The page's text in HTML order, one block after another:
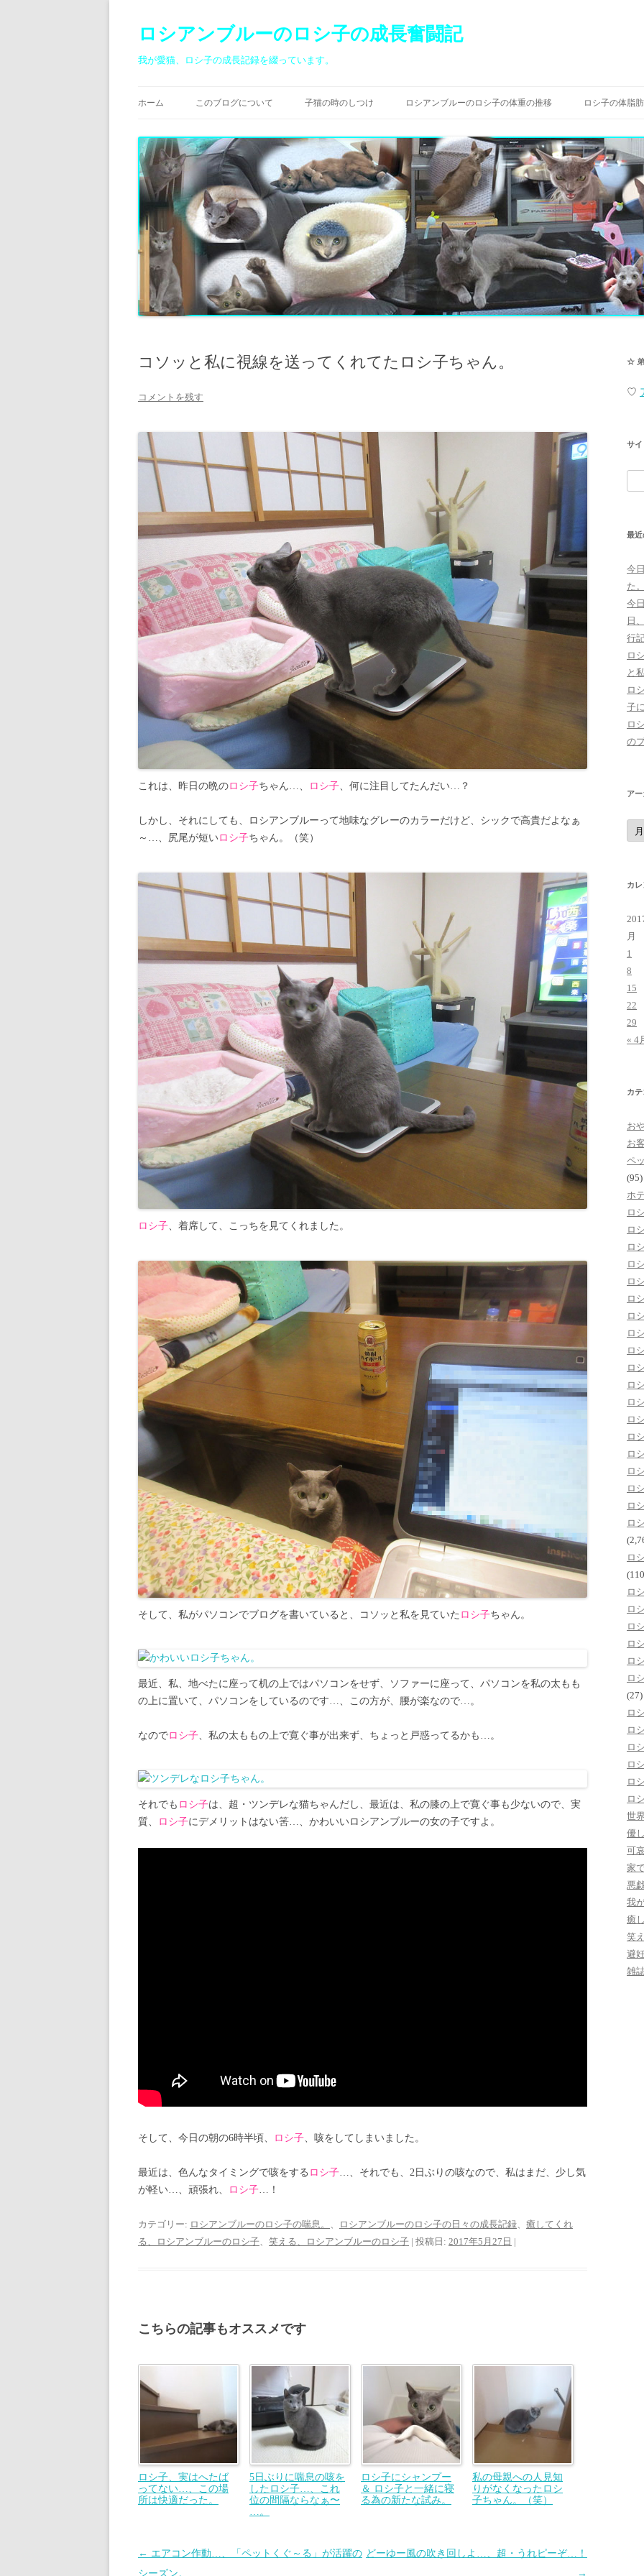
ロシアンブルーのロシ子の成長奮闘記
我が愛猫、ロシ子の成長記録を綴っています。
ン
へ
ス
キ
ッ
プ
ホーム このブログについて 子猫の時のしつけ ロシアンブルーのロシ子の体重の推移 ロシ子の体脂
コソッと私に視線を送ってくれてたロシ子ちゃん。
コメントを残す
これは、昨日の晩のロシ子ちゃん…、 ロシ子 、何に注目してたんだい…？
しかし、それにしても、ロシアンブルーって地味なグレーのカラーだけど、シックで高貴だよなぁ
～…、尻尾が短いロシ子ちゃん。（笑）
ロシ子、着席して、こっちを見てくれました。
そして、私がパソコンでブログを書いていると、コソッと私を見ていた ロシ子ちゃん。
最近、私、地べたに座って机の上ではパソコンをせず、ソファーに座って、パソコンを私の太もも
の上に置いて、パソコンをしているのです…、この方が、腰が楽なので…。
なのでロシ子、私の太ももの上で寛ぐ事が出来ず、ちょっと戸惑ってるかも…。
それでも ロシ子は、超・ツンデレな猫ちゃんだし、最近は、私の膝の上で寛ぐ事も少ないので、実
質、
ロシ子にデメリットはない筈…、かわいいロシアンブルーの女の子ですよ。
そして、今日の朝の6時半頃、 ロシ子、咳をしてしまいました。
最近は、色んなタイミングで咳をする ロシ子…、それでも、2日ぶりの咳なので、私はまだ、少し気
が軽い…、頑張れ、
ロシ子…！
カテゴリー: ロシアンブルーのロシ子の喘息。 、 ロシアンブルーのロシ子の日々の成長記録、 癒してくれ
る、ロシアンブルーのロシ子、 笑える、ロシアンブルーのロシ子 | 投稿日: 2017年5月27日 |
こちらの記事もオススメです
ロシ子、実はへたば
ってない…、この場
所は快適だった。
5日ぶりに喘息の咳を
したロシ子…、これ
位の間隔ならなぁ〜
…。
ロシ子にシャンプー
＆ ロシ子と一緒に寝
る為の新たな試み。
私の母親への人見知
りがなくなったロシ
子ちゃん。（笑）
投
稿
← エアコン作動…、「ペットくぐ～る」が活躍の
シーズン。
どーゆー風の吹き回しよ…、超・うれピーぞ…！
→
☆ 弟
♡
サイ
索:
最近
今
た
今
日
行
ロ
と
ロ
子
ロ
の
ア
ア
ー
カ
カ
月
1
8
15
22
29
« 4
カ
お
お
ペ
(95)
ホ
ロ
ロ
ロ
ロ
ロ
ロ
ロ
ロ
ロ
ロ
ロ
ロ
ロ
ロ
ロ
ロ
ロ
ロ
ロ
ロ
ロ
ロ
ロ
ロ
ロ
ロ
(27)
ロ
ロ
ロ
ロ
ロ
ロ
世
優
可
家
悪
我
癒
笑
避
雑